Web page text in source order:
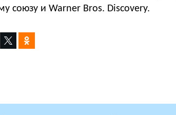
союзу и Warner Bros. Discovery.